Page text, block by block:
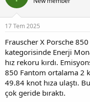
y
b
a
ş
a
t
a
n
ç
t
a
r
i
h
17 Tem 2025
Frauscher X Porsche
kategorisinde Enerji
hız rekoru kırdı.
850 Fantom ortalama 2
49.84 knot hıza ulaştı.
çok geride bıraktı.